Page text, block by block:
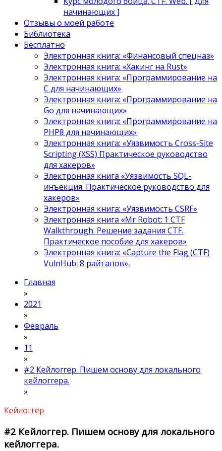
начинающих ]
Отзывы о моей работе
Библиотека
Бесплатно
Электронная книга: «Финансовый спецназ»
Электронная книга: «Хакинг на Rust»
Электронная книга: «Программирование на
C для начинающих»
Электронная книга: «Программирование на
Go для начинающих»
Электронная книга: «Программирование на
PHP8 для начинающих»
Электронная книга: «Уязвимость Cross-Site
Scripting (XSS) Практическое руководство
для хакеров»
Электронная книга «Уязвимость SQL-
инъекция. Практическое руководство для
хакеров»
Электронная книга: «Уязвимость CSRF»
Электронная книга «Mr Robot: 1 CTF
Walkthrough. Решение задания CTF.
Практическое пособие для хакеров»
Электронная книга: «Capture the Flag (CTF)
VulnHub: 8 райтапов».
Главная
»
2021
»
Февраль
»
11
»
#2 Кейлоггер. Пишем основу для локального
кейлоггера.
»
Кейлоггер
#2 Кейлоггер. Пишем основу для локального
кейлоггера.